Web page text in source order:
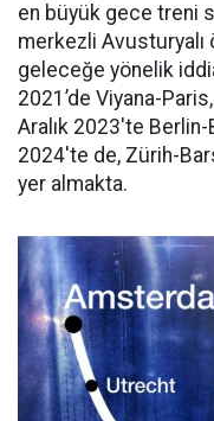
en büyük gece treni
merkezli
geleceğe yönelik
2021’de Viyana-
Aralık 2023'te
2024'te de, Zürih-
yer almakta.